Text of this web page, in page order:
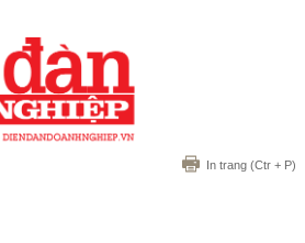
In trang (Ctr + P)